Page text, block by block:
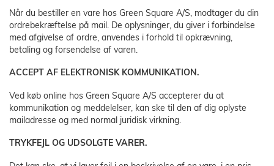
Når du bestiller en vare hos Green Square A/S, modtager du din
ordrebekræftelse på mail. De oplysninger, du giver i forbindelse
med afgivelse af ordre, anvendes i forhold til opkrævning,
betaling og forsendelse af varen.
ACCEPT AF ELEKTRONISK KOMMUNIKATION.
Ved køb online hos Green Square A/S accepterer du at
kommunikation og meddelelser, kan ske til den af dig oplyste
mailadresse og med normal juridisk virkning.
TRYKFEJL OG UDSOLGTE VARER.